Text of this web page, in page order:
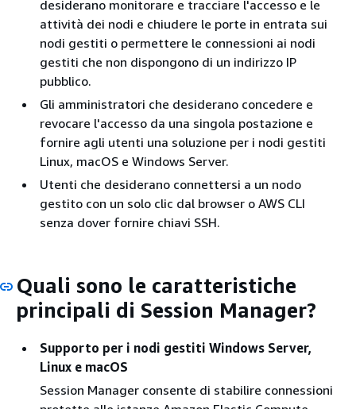
desiderano monitorare e tracciare l'accesso e le
attività dei nodi e chiudere le porte in entrata sui
nodi gestiti o permettere le connessioni ai nodi
gestiti che non dispongono di un indirizzo IP
pubblico.
Gli amministratori che desiderano concedere e
revocare l'accesso da una singola postazione e
fornire agli utenti una soluzione per i nodi gestiti
Linux, macOS e Windows Server.
Utenti che desiderano connettersi a un nodo
gestito con un solo clic dal browser o AWS CLI
senza dover fornire chiavi SSH.
Quali sono le caratteristiche
principali di Session Manager?
Supporto per i nodi gestiti Windows Server,
Linux e macOS
Session Manager consente di stabilire connessioni